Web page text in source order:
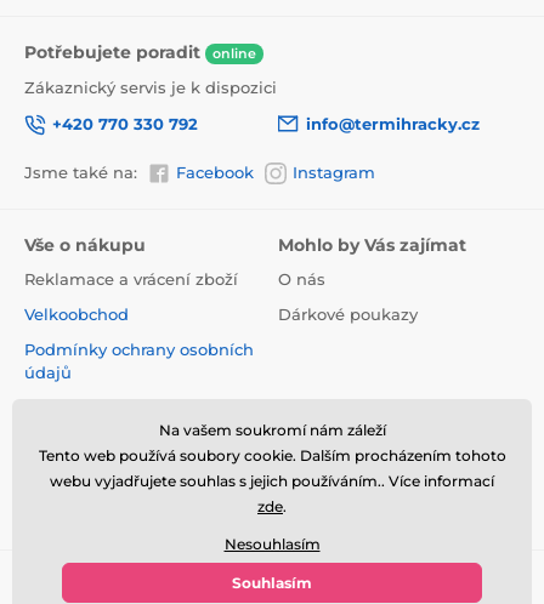
Potřebujete poradit online
Zákaznický servis je k dispozici
+420 770 330 792
info@termihracky.cz
Jsme také na: Facebook Instagram
Vše o nákupu
Reklamace a vrácení zboží
Velkoobchod
Podmínky ochrany osobních
údajů
cookies
Mohlo by Vás zajímat
O nás
Dárkové poukazy
© 2026 www.termihracky.cz ⦁ E-shop vytvořila
Na vašem soukromí nám záleží
Tento web používá soubory cookie. Dalším procházením tohoto
webu vyjadřujete souhlas s jejich používáním.. Více informací
zde.
Nesouhlasím
Souhlasím